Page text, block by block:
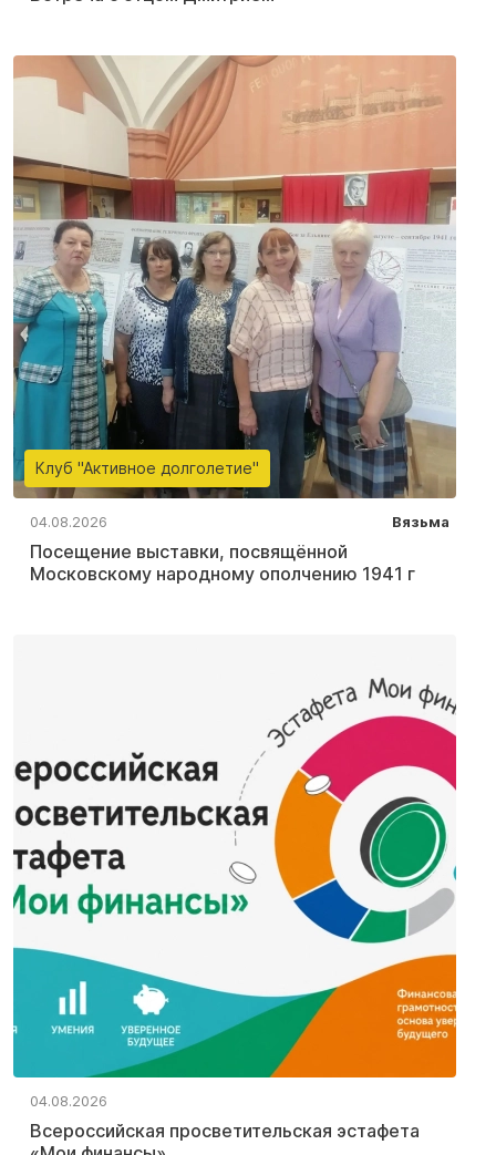
Клуб "Активное долголетие"
04.08.2026 Вязьма
Посещение выставки, посвящённой
Московскому народному ополчению 1941 г
04.08.2026
Всероссийская просветительская эстафета